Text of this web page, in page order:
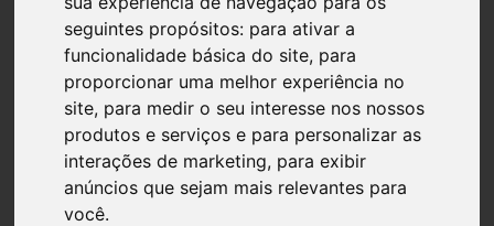
seguintes propósitos: para ativar a
funcionalidade básica do site, para
proporcionar uma melhor experiência no
site, para medir o seu interesse nos nossos
produtos e serviços e para personalizar as
interações de marketing, para exibir
anúncios que sejam mais relevantes para
você.